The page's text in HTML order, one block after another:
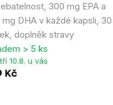
300 mg EPA a
mg DHA v každé kapsli, 30
doplněk stravy
> 5 ks
10.8. u vás
Kč